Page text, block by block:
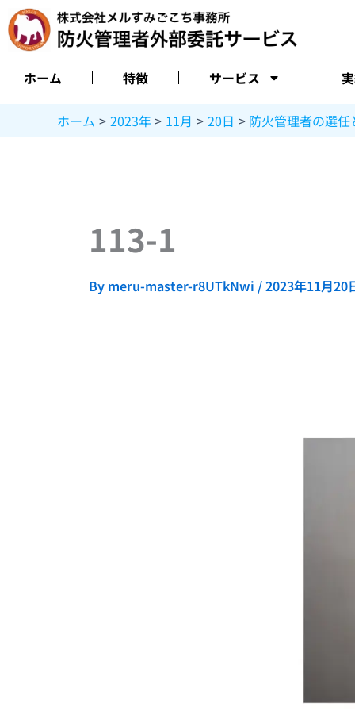
容
を
ホーム 特徴 サービス
ホーム 2023年 11月 20日 防火管理者の選
113-1
By meru-master-r8UTkNwi /2023年11月20